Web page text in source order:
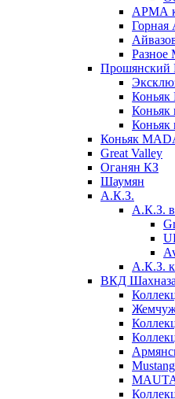
АРМА
Горная
Прошянский
Коньяк
Коньяк
Коньяк
Коньяк
Great Valley
Оганян КЗ
Шаумян
А.К.З.
А.К.З.
А.К.З.
ВКД